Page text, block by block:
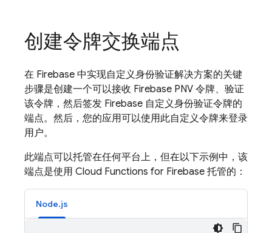
创建令牌交换端点
在 Firebase 中实现自定义身份验证解决方案的关键
步骤是创建一个可以接收 Firebase PNV 令牌、验证
该令牌，然后签发 Firebase 自定义身份验证令牌的
端点。然后，您的应用可以使用此自定义令牌来登录
用户。
此端点可以托管在任何平台上，但在以下示例中，该
端点是使用 Cloud Functions for Firebase 托管的：
Node.js